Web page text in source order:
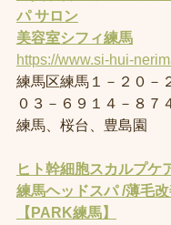
パ サロン
美容室シフィ練馬
https://www.si-hui-
練馬区練馬１－２０－
０３－６９１４－８７
練馬、桜台、豊島園
ヒト幹細胞スカルプケ
練馬ヘッドスパ /薄毛
【PARK練馬】